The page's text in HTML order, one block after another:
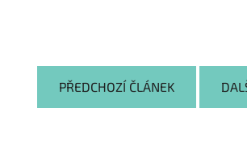
PŘEDCHOZÍ ČLÁNEK